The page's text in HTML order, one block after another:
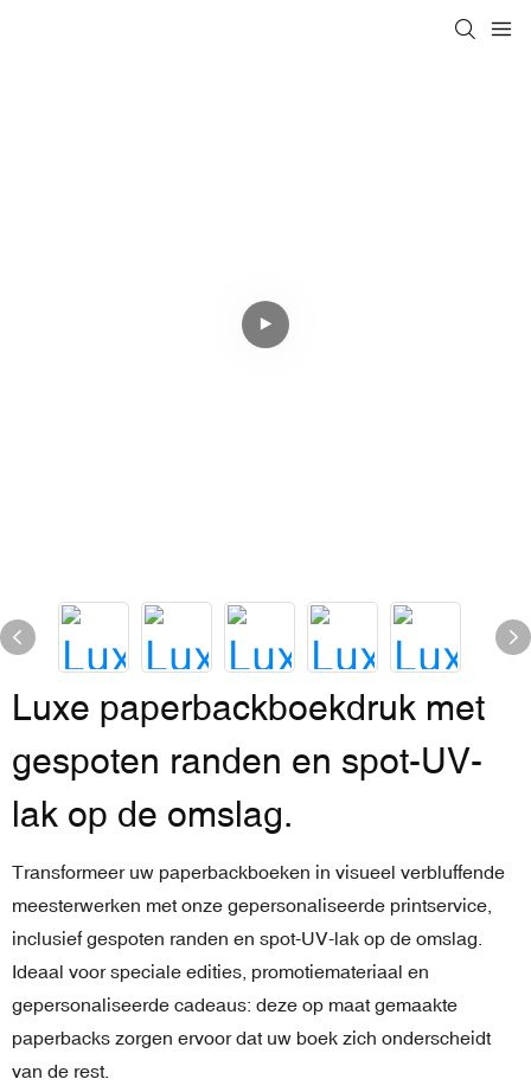
Luxe paperbackboekdruk met
gespoten randen en spot-UV-
lak op de omslag.
Transformeer uw paperbackboeken in visueel verbluffende
meesterwerken met onze gepersonaliseerde printservice,
inclusief gespoten randen en spot-UV-lak op de omslag.
Ideaal voor speciale edities, promotiemateriaal en
gepersonaliseerde cadeaus: deze op maat gemaakte
paperbacks zorgen ervoor dat uw boek zich onderscheidt
van de rest.